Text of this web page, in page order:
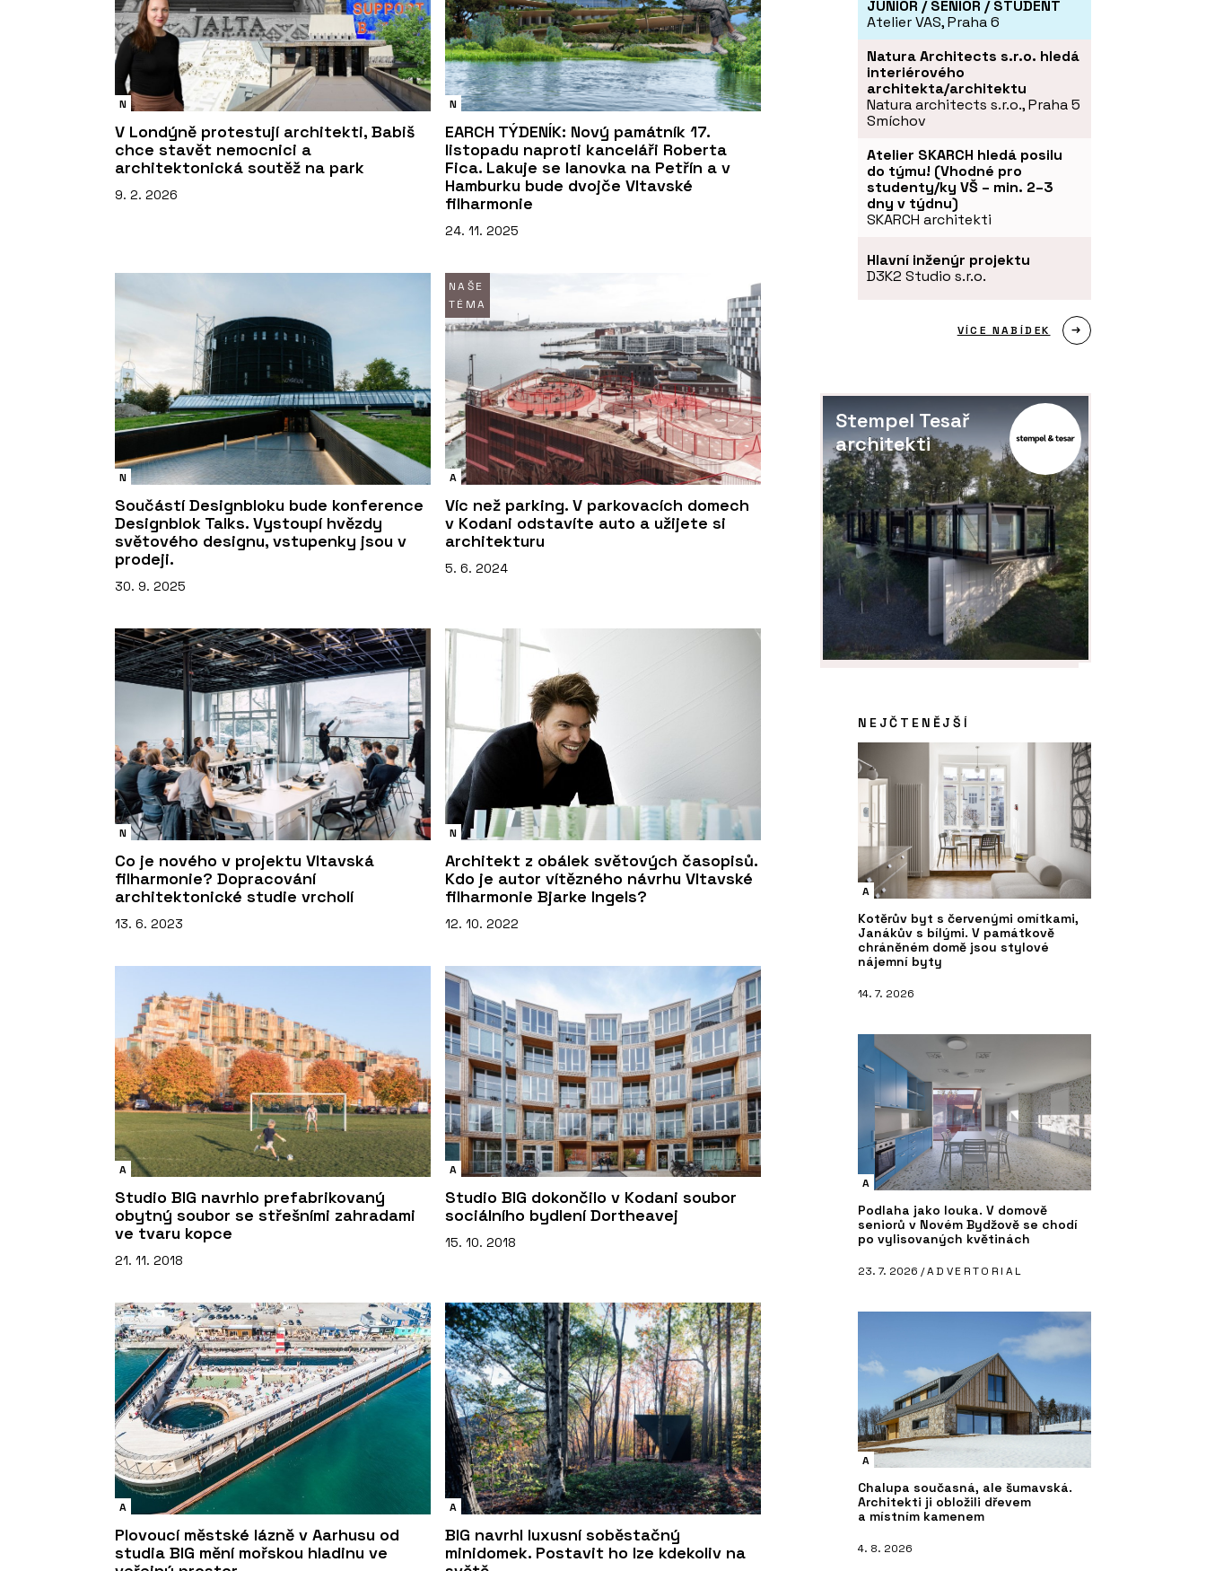
N
V Londýně protestují architekti, Babiš
chce stavět nemocnici a
architektonická soutěž na park
9. 2. 2026
N
EARCH TÝDENÍK: Nový památník 17.
listopadu naproti kanceláři Roberta
Fica. Lakuje se lanovka na Petřín a v
Hamburku bude dvojče Vltavské
filharmonie
24. 11. 2025
N
Součástí Designbloku bude konference
Designblok Talks. Vystoupí hvězdy
světového designu, vstupenky jsou v
prodeji.
30. 9. 2025
NAŠE
TÉMA
A
Víc než parking. V parkovacích domech
v Kodani odstavíte auto a užijete si
architekturu
5. 6. 2024
N
Co je nového v projektu Vltavská
filharmonie? Dopracování
architektonické studie vrcholí
13. 6. 2023
N
Architekt z obálek světových časopisů.
Kdo je autor vítězného návrhu Vltavské
filharmonie Bjarke Ingels?
12. 10. 2022
A
Studio BIG navrhlo prefabrikovaný
obytný soubor se střešními zahradami
ve tvaru kopce
21. 11. 2018
A
Studio BIG dokončilo v Kodani soubor
sociálního bydlení Dortheavej
15. 10. 2018
A
Plovoucí městské lázně v Aarhusu od
studia BIG mění mořskou hladinu ve
A
BIG navrhl luxusní soběstačný
minidomek. Postavit ho lze kdekoliv na
JUNIOR / SENIOR / STUDENT
Atelier VAS, Praha 6
Natura Architects s.r.o. hledá
interiérového
architekta/architektu
Natura architects s.r.o., Praha 5
Smíchov
Atelier SKARCH hledá posilu
do týmu! (Vhodné pro
studenty/ky VŠ – min. 2–3
dny v týdnu)
SKARCH architekti
Hlavní inženýr projektu
D3K2 Studio s.r.o.
VÍCE NABÍDEK
Stempel Tesař
architekti
NEJČTENĚJŠÍ
A
Kotěrův byt s červenými omítkami,
Janákův s bílými. V památkově
chráněném domě jsou stylové
nájemní byty
14. 7. 2026
A
Podlaha jako louka. V domově
seniorů v Novém Bydžově se chodí
po vylisovaných květinách
23. 7. 2026 /ADVERTORIAL
A
Chalupa současná, ale šumavská.
Architekti ji obložili dřevem
a místním kamenem
4. 8. 2026